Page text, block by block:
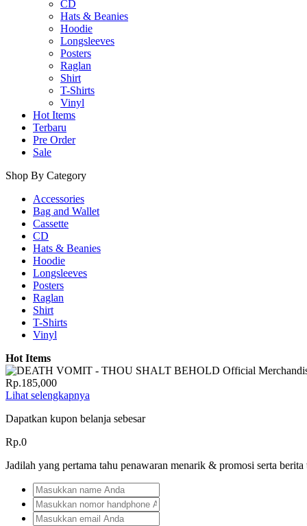
CD
Hats & Beanies
Hoodie
Longsleeves
Posters
Raglan
Shirt
T-Shirts
Vinyl
Hot Items
Terbaru
Pre Order
Sale
Shop By Category
Accessories
Bag and Wallet
Cassette
CD
Hats & Beanies
Hoodie
Longsleeves
Posters
Raglan
Shirt
T-Shirts
Vinyl
Hot Items
Rp.185,000
Lihat selengkapnya
Dapatkan kupon belanja sebesar
Rp.0
Jadilah yang pertama tahu penawaran menarik & promosi serta